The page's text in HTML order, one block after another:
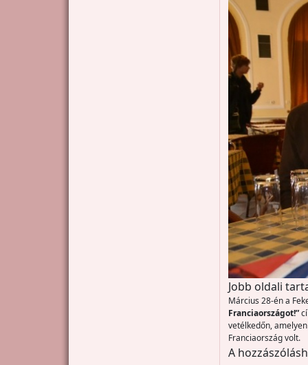
Jobb oldali
Március 28-én a
Franciaországot!”
vetélkedőn,
Franciaország volt.
A